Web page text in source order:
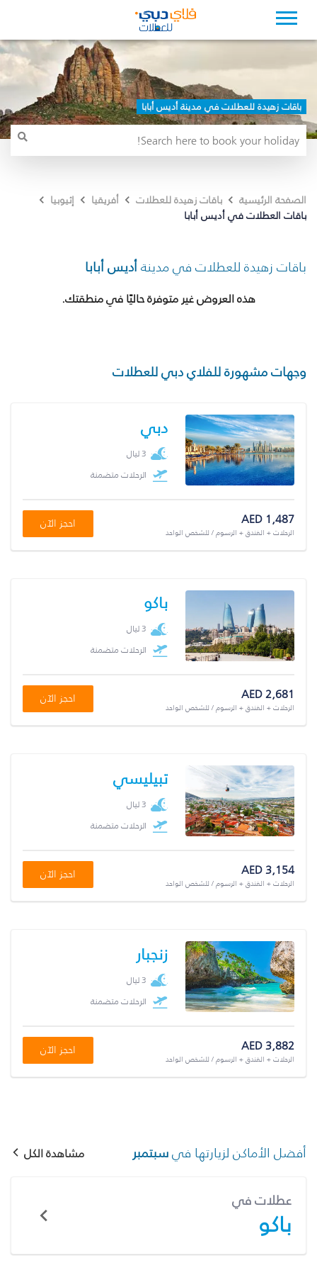
باقات زهيدة للعطلات في مدينة أديس أبابا
الصفحة الرئيسية باقات زهيدة للعطلات أفريقيا
إثيوبيا
باقات العطلات في أديس أبابا
باقات زهيدة للعطلات في مدينةأديس أبابا
هذه العروض غير متوفرة حاليًا في منطقتك.
وجهات مشهورة للفلاي دبي للعطلات
دبي
3 ليال
الرحلات متضمنة
AED 1,487
الرحلات + الفندق + الرسوم / للشخص الواحد
احجز الآن
باكو
3 ليال
الرحلات متضمنة
AED 2,681
الرحلات + الفندق + الرسوم / للشخص الواحد
احجز الآن
تبيليسي
3 ليال
الرحلات متضمنة
AED 3,154
الرحلات + الفندق + الرسوم / للشخص الواحد
احجز الآن
زنجبار
3 ليال
الرحلات متضمنة
AED 3,882
الرحلات + الفندق + الرسوم / للشخص الواحد
احجز الآن
أفضل الأماكن لزيارتها فيسبتمبر مشاهدة الكل
عطلات في
باكو